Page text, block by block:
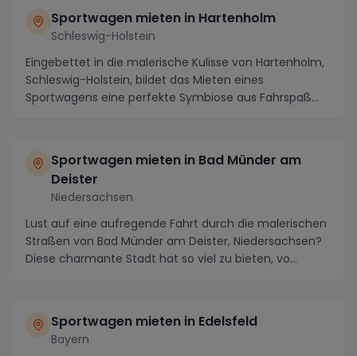
Sportwagen mieten in Hartenholm
Schleswig-Holstein
Eingebettet in die malerische Kulisse von Hartenholm,
Schleswig-Holstein, bildet das Mieten eines
Sportwagens eine perfekte Symbiose aus Fahrspaß
Sportwagen mieten in Bad Münder am
Deister
Niedersachsen
Lust auf eine aufregende Fahrt durch die malerischen
Straßen von Bad Münder am Deister, Niedersachsen?
Diese charmante Stadt hat so viel zu bieten, vo...
Sportwagen mieten in Edelsfeld
Bayern